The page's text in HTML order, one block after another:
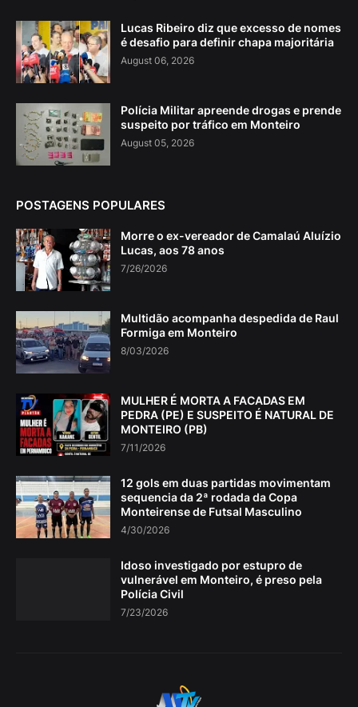
Lucas Ribeiro diz que excesso de nomes
é desafio para definir chapa majoritária
August 06, 2026
Polícia Militar apreende drogas e prende
suspeito por tráfico em Monteiro
August 05, 2026
POSTAGENS POPULARES
Morre o ex-vereador de Camalaú Aluízio
Lucas, aos 78 anos
7/26/2026
Multidão acompanha despedida de Raul
Formiga em Monteiro
8/03/2026
MULHER É MORTA A FACADAS EM
PEDRA (PE) E SUSPEITO É NATURAL DE
MONTEIRO (PB)
7/11/2026
12 gols em duas partidas movimentam
sequencia da 2ª rodada da Copa
Monteirense de Futsal Masculino
4/30/2026
Idoso investigado por estupro de
vulnerável em Monteiro, é preso pela
Polícia Civil
7/23/2026